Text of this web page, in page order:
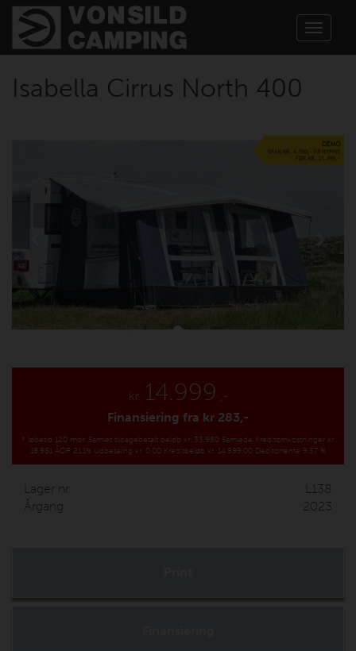
Toggle
Isabella Cirrus North 400
kr. 14.999 ,-
Finansiering fra kr 283,-
* løbetid 120 mdr. Samlet tilbagebetalt beløb kr. 33.980 Samlede Kreditomkostninger kr.
18.981 ÅOP 21,1% Udbetaling kr. 0,00 Kreditbeløb kr. 14.999,00 Debitorrente 9,37 %
Lager nr.
L138
Årgang
2023